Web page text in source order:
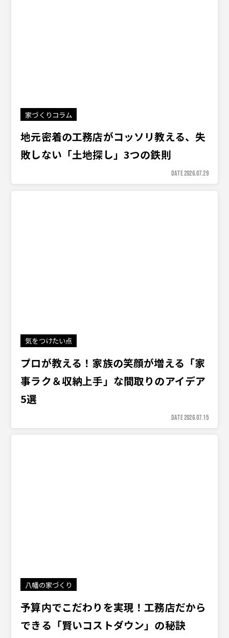
家づくりコラム
地元密着の工務店がコッソリ教える、失
敗しない「土地探し」3つの鉄則
DATE 2026.07.29
気をつけたい点
プロが教える！家族の笑顔が増える「家
事ラク＆収納上手」な間取りのアイデア
5選
DATE 2026.07.15
八幡の家づくり
予算内でこだわりを実現！工務店だから
できる「賢いコストダウン」の秘訣